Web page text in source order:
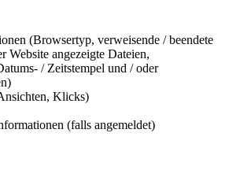
(Browsertyp, verweisende / beendete
Website angezeigte Dateien,
/ Zeitstempel und / oder
Klicks)
(falls angemeldet)